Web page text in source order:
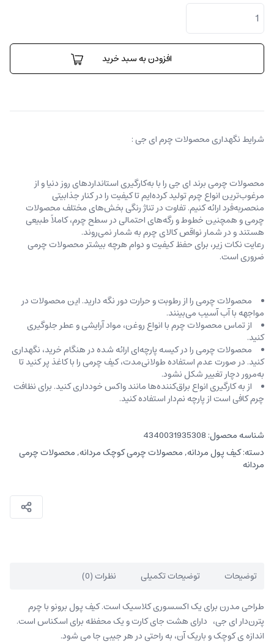
کیف
پول
برونو
عدد
افزودن به سبد خرید
شرایط نگهداری محصولات چرم ای جی :
محصولات چرمی برند ای جی را با به‌کارگیری استانداردهای روز دنیا و از
مرغوب‌ترین انواع چرم تولید کرده‌ایم تا کیفیت را در کنار جذابیتی
منحصربه‌فرد ارائه کنیم. تفاوت در تناژ رنگی بخش‌های مختلف محصولات
چرمی و همچنین خطوط و رگه‌‌های احتمالی در سطح چرم، کاملاً طبیعی
هستند و در شمار نواقص کالای چرم به شمار نمی‌روند.
رعایت نکات زیر، برای حفظ کیفیت و دوام هرچه بیشتر محصولات چرمی
ضروری است.
محصولات چرمی را از رطوبت و حرارت دور نگه دارید. این محصولات در
مواجهه با آب آسیب می‌بینند.
از تماس محصولات چرم با انواع روغن‌، مواد آرایشی و عطر جلوگیری
کنید.
محصولات چرمی را در کیسه‌ پارچه‌ای ارائه شده در هنگام خرید، ‌نگهداری
کنید. در صورت عدم استفاده طولانی‌مدت، کیف‌ چرمی را با کاغذ پر کنید تا
به‌مرور دچار تغییر شکل نشود.
از به کارگیری انواع براق‌کننده‌ها مانند واکس خودداری کنید. برای نظافت
چرم کافی است از پارچه‌ نم‌دار استفاده کنید.
شناسه محصول: 4340031935308
دسته:کیف پول مردانه,محصولات چرمی کوچک مردانه,محصولات چرمی
مردانه
توضیحات توضیحات تکمیلی نظرات (0)
طراحی مدرن برای یک اکسسوری کلاسیک است. کیف پول برونو با چرم
پترن‌دار ای جی، دارای هشت جای کارت و یک محفظه برای اسکناس است.
اندازه ی کوچک و باریک آن، به راحتی در هر جیبی جا می شود.